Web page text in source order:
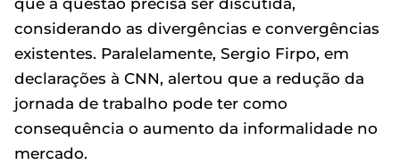
considerando as divergências e convergências
existentes. Paralelamente, Sergio Firpo, em
declarações à CNN, alertou que a redução da
jornada de trabalho pode ter como
consequência o aumento da informalidade no
mercado.